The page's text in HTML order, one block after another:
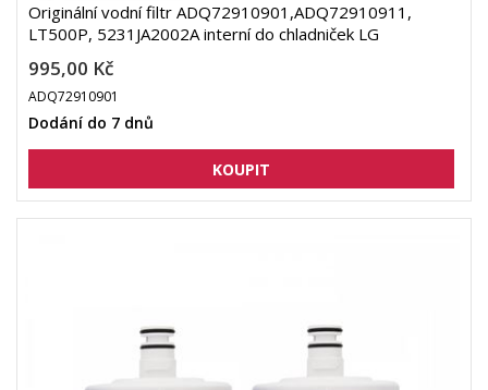
Originální vodní filtr ADQ72910901,ADQ72910911,
LT500P, 5231JA2002A interní do chladniček LG
995,00 Kč
ADQ72910901
Dodání do 7 dnů